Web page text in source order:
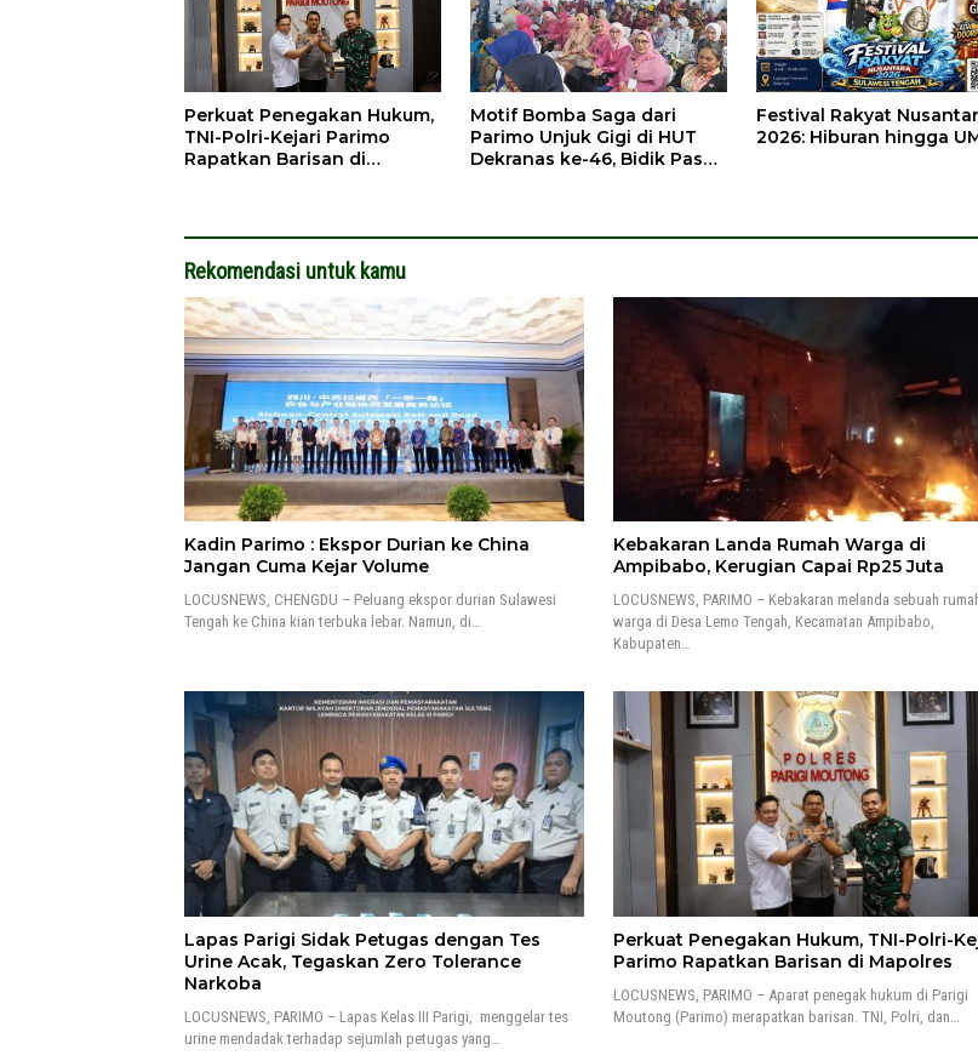
Perkuat Penegakan Hukum,
TNI-Polri-Kejari Parimo
Rapatkan Barisan di
Motif Bomba Saga dari
Parimo Unjuk Gigi di HUT
Dekranas ke-46, Bidik Pasar
Festival Rakyat
2026: Hiburan hingga
Rekomendasi untuk kamu
Kadin Parimo : Ekspor Durian ke China
Jangan Cuma Kejar Volume
LOCUSNEWS, CHENGDU – Peluang ekspor durian Sulawesi
Tengah ke China kian terbuka lebar. Namun, di…
Kebakaran Landa Rumah Warga di
Ampibabo, Kerugian Capai Rp25 Juta
LOCUSNEWS, PARIMO – Kebakaran melanda sebuah
warga di Desa Lemo Tengah, Kecamatan Ampibabo,
Kabupaten…
Lapas Parigi Sidak Petugas dengan Tes
Urine Acak, Tegaskan Zero Tolerance
Narkoba
LOCUSNEWS, PARIMO – Lapas Kelas III Parigi, menggelar tes
urine mendadak terhadap sejumlah petugas yang…
Perkuat Penegakan Hukum, TNI-Polri-
Parimo Rapatkan Barisan di Mapolres
LOCUSNEWS, PARIMO – Aparat penegak hukum di Parigi
Moutong (Parimo) merapatkan barisan. TNI, Polri, dan…